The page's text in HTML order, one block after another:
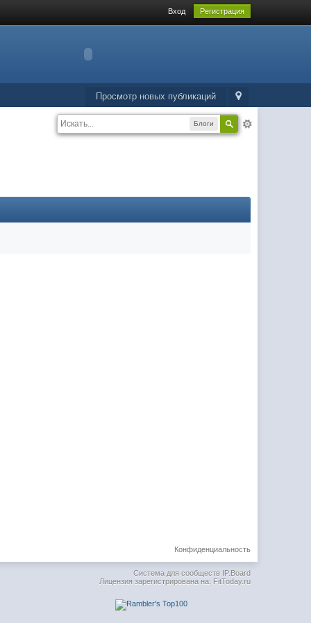
Вход Регистрация
Просмотр новых публикаций
Блоги
Конфиденциальность
Система для сообществ IP.Board
Лицензия зарегистрирована на: FitToday.ru